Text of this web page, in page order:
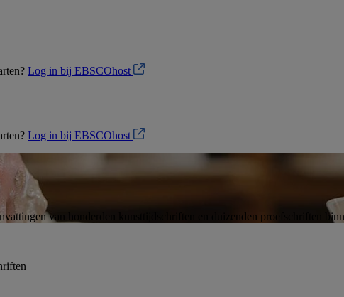
Log in bij EBSCOhost
Log in bij EBSCOhost
van honderden kunsttijdschriften en duizenden proefschriften